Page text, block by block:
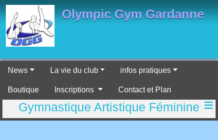
Olympic Gym Gardanne
News La vie du club infos pratiques
Boutique Inscriptions Contact et Plan
Gymnastique Artistique Féminine
Panneau de gestion des cookies